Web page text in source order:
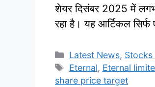
शेयर दिसंबर 2025 में
रहा है। यह आर्टिकल
Categories
Latest News,
Tags
Eternal, Eternal
share price target